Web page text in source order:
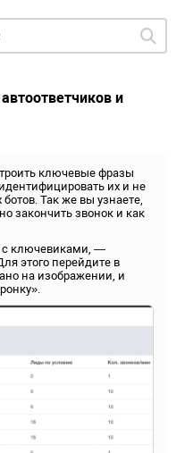
и
ключевые фразы
их и не
ботов. Так же вы узнаете,
закончить звонок и как
с ключевиками, —
этого перейдите в
на изображении, и